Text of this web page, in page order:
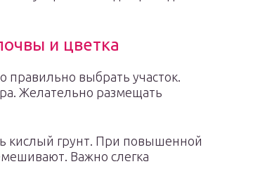
и цветка
выбрать участок.
Желательно размещать
кислый грунт. При повышенной
Важно слегка